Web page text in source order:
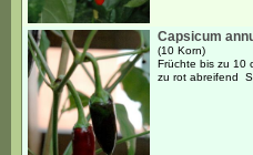
Capsicum
(10 Korn)
Früchte bis zu 10
zu rot abreifend